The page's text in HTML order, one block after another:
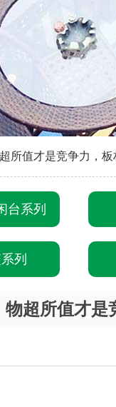
所值才是竞争力，
台系列
列
物超所值才是